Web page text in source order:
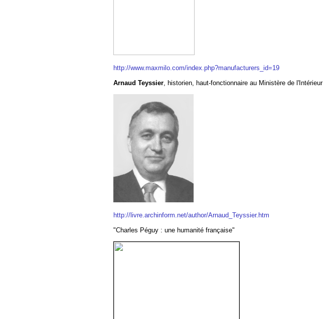
http://www.maxmilo.com/index.php?manufacturers_id=19
Arnaud Teyssier, historien, haut-fonctionnaire au Ministère de l'Intérieur
http://livre.archinform.net/author/Arnaud_Teyssier.htm
"Charles Péguy : une humanité française"